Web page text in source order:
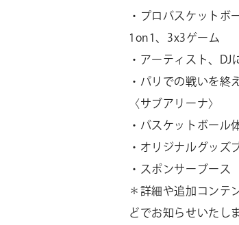
・プロバスケットボ
1on1 、 3x3ゲーム
・アーティスト、
DJ
・パリでの戦いを
〈サブアリーナ〉
・バスケットボール
・オリジナルグッズ
・スポンサーブー
＊詳細や追加コンテ
どでお知らせいたし